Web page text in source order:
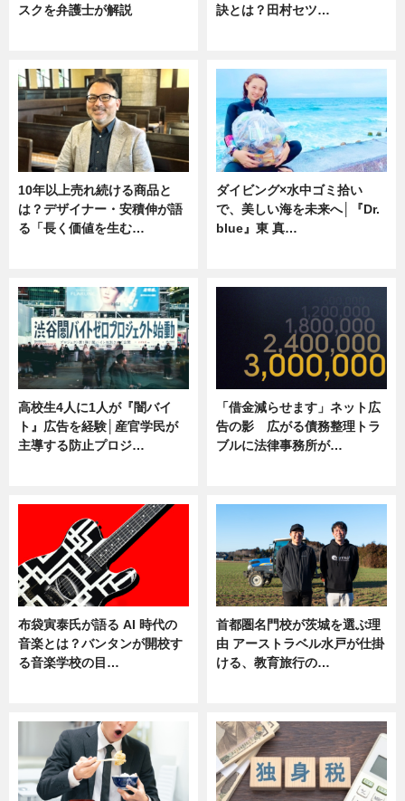
スクを弁護士が解説
訣とは？田村セツ…
10年以上売れ続ける商品と
は？デザイナー・安積伸が語
る「長く価値を生む…
ダイビング×水中ゴミ拾い
で、美しい海を未来へ│『Dr.
blue』東 真…
高校生4人に1人が『闇バイ
ト』広告を経験│産官学民が
主導する防止プロジ…
「借金減らせます」ネット広
告の影 広がる債務整理トラ
ブルに法律事務所が…
布袋寅泰氏が語る AI 時代の
音楽とは？バンタンが開校す
る音楽学校の目…
首都圏名門校が茨城を選ぶ理
由 アーストラベル水戸が仕掛
ける、教育旅行の…